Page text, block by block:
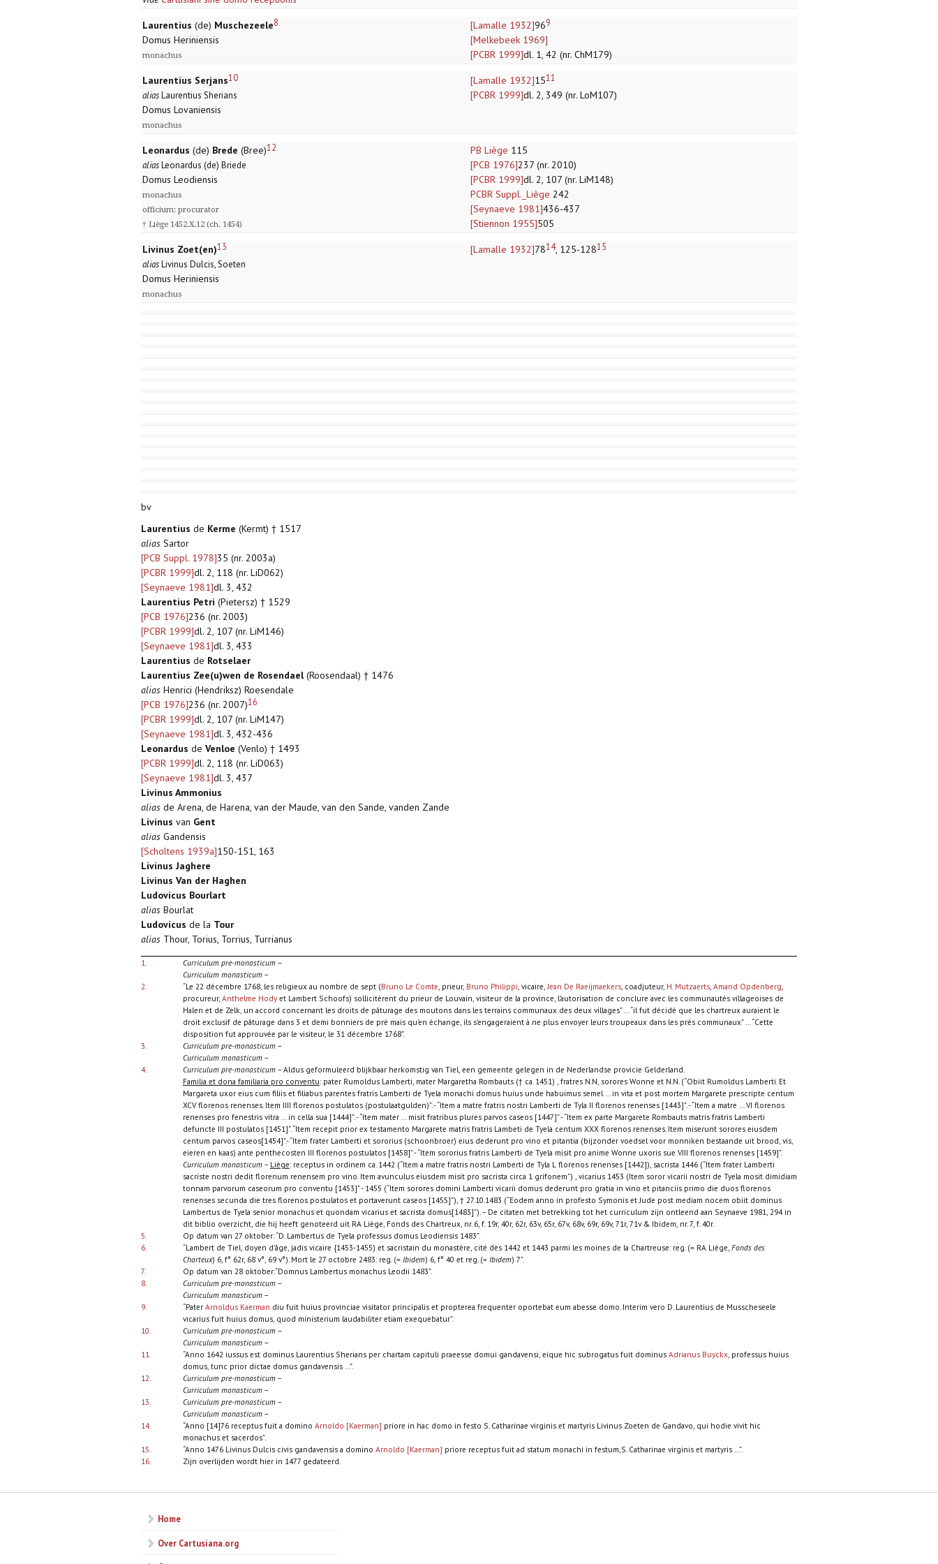
Laurentius (de) Muschezeele8
Domus Heriniensis
monachus
[Lamalle 1932]969
[Melkebeek 1969]
[PCBR 1999]dl. 1, 42 (nr. ChM179)
Laurentius Serjans10
aliasLaurentius Sherians
Domus Lovaniensis
monachus
[Lamalle 1932]1511
[PCBR 1999]dl. 2, 349 (nr. LoM107)
Leonardus (de) Brede (Bree)12
aliasLeonardus (de) Briede
Domus Leodiensis
monachus
officium: procurator
† Liège 1452.X.12 (ch. 1454)
PB Liège 115
[PCB 1976]237 (nr. 2010)
[PCBR 1999]dl. 2, 107 (nr. LiM148)
PCBR Suppl._Liège 242
[Seynaeve 1981]436-437
[Stiennon 1955]505
Livinus Zoet(en)13
aliasLivinus Dulcis, Soeten
Domus Heriniensis
monachus
[Lamalle 1932]7814, 125-12815
bv
Laurentius de Kerme (Kermt) † 1517
alias Sartor
[PCB Suppl. 1978]35 (nr. 2003a)
[PCBR 1999]dl. 2, 118 (nr. LiD062)
[Seynaeve 1981]dl. 3, 432
Laurentius Petri (Pietersz) † 1529
[PCB 1976]236 (nr. 2003)
[PCBR 1999]dl. 2, 107 (nr. LiM146)
[Seynaeve 1981]dl. 3, 433
Laurentius de Rotselaer
Laurentius Zee(u)wen de Rosendael(Roosendaal) † 1476
alias Henrici (Hendriksz) Roesendale
[PCB 1976]236 (nr. 2007)16
[PCBR 1999]dl. 2, 107 (nr. LiM147)
[Seynaeve 1981]dl. 3, 432-436
Leonardus de Venloe (Venlo) † 1493
[PCBR 1999]dl. 2, 118 (nr. LiD063)
[Seynaeve 1981]dl. 3, 437
Livinus Ammonius
alias de Arena, de Harena, van der Maude, van den Sande, vanden Zande
Livinus van Gent
alias Gandensis
[Scholtens 1939a]150-151, 163
Livinus Jaghere
Livinus Van der Haghen
Ludovicus Bourlart
alias Bourlat
Ludovicus de la Tour
alias Thour, Torius, Torrius, Turrianus
1. Curriculum pre-monasticum–
Curriculum monasticum–
2.
“Le 22 décembre 1768, les religieux au nombre de sept (Bruno Le Comte , prieur, Bruno Philippi , vicaire, Jean De Raeijmaekers, coadjuteur, H. Mutzaerts, Amand Opdenberg
procureur, Anthelme Hodyet Lambert Schoofs) sollicitèrent du prieur de Louvain, visiteur de la province, l’autorisation de conclure avec les communautés villageoises de
Halen et de Zelk, un accord concernant les droits de pâturage des moutons dans les terrains communaux des deux villages” ... “il fut décidé que les chartreux auraient le
droit exclusif de pâturage dans 3 et demi bonniers de pré mais qu'en échange, ils s'engageraient à ne plus envoyer leurs troupeaux dans les prés communaux” ... “Cette
disposition fut approuvée par le visiteur, le 31 décembre 1768”.
3.
Curriculum pre-monasticum–
Curriculum monasticum–
4.
Curriculum pre-monasticum– Aldus geformuleerd blijkbaar herkomstig van Tiel, een gemeente gelegen in de Nederlandse provicie Gelderland.
Familia et dona familiaria pro conventu: pater Rumoldus Lamberti, mater Margaretha Rombauts († ca. 1451) , fratres N.N, sorores Wonne et N.N. (“Obiit Rumoldus Lamberti. Et
Margareta uxor eius cum filiis et filiabus parentes fratris Lamberti de Tyela monachi domus huius unde habuimus semel ... in vita et post mortem Margarete prescripte centum
XCV florenos renenses. Item IIII florenos postulatos (postulaatgulden)”. - “Item a matre fratris nostri Lamberti de Tyla II florenos renenses [1443]”. - “Item a matre ... VI florenos
renenses pro fenestris vitra ... in cella sua [1444]”. - “Item mater ... misit fratribus plures parvos caseos [1447]” - “Item ex parte Margarete Rombauts matris fratris Lamberti
defuncte III postulatos [1451]”. “Item recepit prior ex testamento Margarete matris fratris Lambeti de Tyela centum XXX florenos renenses. Item miserunt sorores eiusdem
centum parvos caseos[1454]”.- “Item frater Lamberti et sororius (schoonbroer) eius dederunt pro vino et pitantia (bijzonder voedsel voor monniken bestaande uit brood, vis,
eieren en kaas) ante penthecosten III florenos postulatos [1458]” - “Item sororius fratris Lamberti de Tyela misit pro anime Wonne uxoris sue VIII florenos renenses [1459]”.
Curriculum monasticum– Liège: receptus in ordinem ca. 1442 (“Item a matre fratris nostri Lamberti de Tyla L florenos renenses [1442]), sacrista 1446 (“Item frater Lamberti
sacriste nostri dedit florenum renensem pro vino. Item avunculus eiusdem misit pro sacrista circa 1 grifonem”) , vicarius 1453 (Item soror vicarii nostri de Tyela mosit dimidiam
tonnam parvorum caseorum pro conventu [1453]” - 1455 (“Item sorores domini Lamberti vicarii domus dederunt pro gratia in vino et pitanciis primo die duos florenos
renenses secunda die tres florenos postulatos et portaverunt caseos [1455]”), † 27.10.1483 (“Eodem anno in profesto Symonis et Jude post mediam nocem obiit dominus
Lambertus de Tyela senior monachus et quondam vicarius et sacrista domus[1483]”). – De citaten met betrekking tot het curriculum zijn ontleend aan Seynaeve 1981, 294 in
dit biblio overzicht, die hij heeft genoteerd uit RA Liège, Fonds des Chartreux, nr. 6, f. 19r, 40r, 62r, 63v, 65r, 67v, 68v, 69r, 69v, 71r, 71v & Ibidem, nr. 7, f. 40r.
5.
Op datum van 27 oktober: “D. Lambertus de Tyela professus domus Leodiensis 1483”.
6.
“Lambert de Tiel, doyen d’âge, jadis vicaire {1453-1455) et sacristain du monastère, cité dès 1442 et 1443 parmi les moines de la Chartreuse: reg. (= RA Liège, Fonds des
Charteux) 6, f° 62r, 68 v°, 69 v°). Mort le 27 octobre 2483: reg. (= Ibidem) 6, f° 40 et reg. (= Ibidem) 7”.
7.
Op datum van 28 oktober:“Domnus Lambertus monachus Leodii 1483”.
8.
Curriculum pre-monasticum–
Curriculum monasticum–
9.
“Pater Arnoldus Kaerman diu fuit huius provinciae visitator principalis et propterea frequenter oportebat eum abesse domo. Interim vero D. Laurentius de Musscheseele
vicarius fuit huius domus, quod ministerium laudabiliter etiam exequebatur”.
10.
Curriculum pre-monasticum–
Curriculum monasticum–
11.
“Anno 1642 iussus est dominus Laurentius Sherians per chartam capituli praeesse domui gandavensi, eique hic subrogatus fuit dominus Adrianus Buyckx, professus huius
domus, tunc prior dictae domus gandavensis ...”.
12.
Curriculum pre-monasticum–
Curriculum monasticum–
13.
Curriculum pre-monasticum–
Curriculum monasticum–
14.
“Anno [14]76 receptus fuit a domino Arnoldo [Kaerman] priore in hac domo in festo S. Catharinae virginis et martyris Livinus Zoeten de Gandavo, qui hodie vivit hic
monachus et sacerdos”.
15.
“Anno 1476 Livinus Dulcis civis gandavensis a domino Arnoldo [Kaerman] priore receptus fuit ad statum monachi in festum,S. Catharinae virginis et martyris ...”.
16.
Zijn overlijden wordt hier in 1477 gedateerd.
Home
Over Cartusiana.org